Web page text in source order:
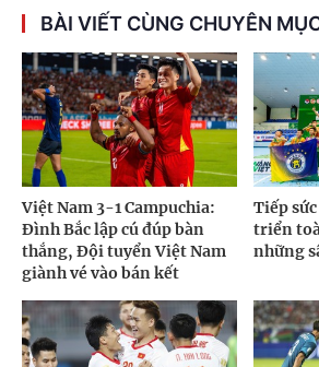
BÀI VIẾT CÙNG CHUYÊN
Việt Nam 3-1 Campuchia:
Đình Bắc lập cú đúp bàn
thắng, Đội tuyển Việt Nam
giành vé vào bán kết
Tiếp
triển
những